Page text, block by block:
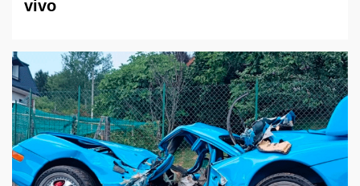
vivo